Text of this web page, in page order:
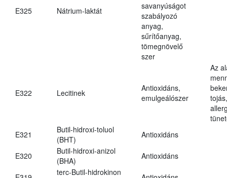
E325 Nátrium-laktát
savanyúságot
szabályozó
anyag,
sűrítőanyag,
tömegnövelő
szer
E322 Lecitinek
Antioxidáns,
emulgeálószer
Az
E321
Butil-hidroxi-toluol
(BHT)
Antioxidáns
E320
Butil-hidroxi-anizol
(BHA)
Antioxidáns
terc-Butil-hidrokinon